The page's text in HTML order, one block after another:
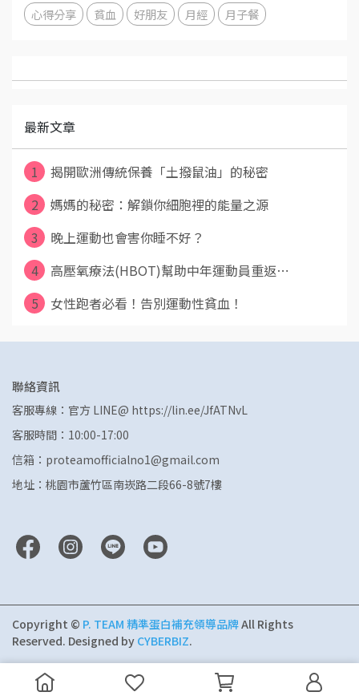
心得分享
貧血 好朋友 月經 月子餐
最新文章
1
揭開歐洲傳統保養「土撥鼠油」的秘密
2
媽媽的秘密：解鎖你細胞裡的能量之源
3
晚上運動也會害你睡不好？
4
高壓氧療法(HBOT)幫助中年運動員重返⋯
5
女性跑者必看！告別運動性貧血！
聯絡資訊
客服專線：官方 LINE@ https://lin.ee/JfATNvL
客服時間：10:00-17:00
信箱：proteamofficialno1@gmail.com
地址：桃園市蘆竹區南崁路二段66-8號7樓
Copyright © P. TEAM 精準蛋白補充領導品牌All Rights
Reserved. Designed by CYBERBIZ.